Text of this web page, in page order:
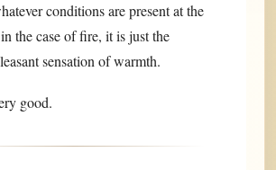
conditions are present at the
the case of fire, it is just the
sensation of warmth.
good.